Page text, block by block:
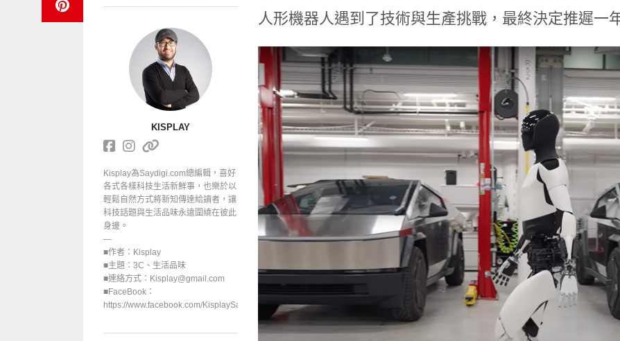
人形機器人遇到了技術與生產挑戰，最終決定推遲一
KISPLAY
Kisplay為Saydigi.com總編輯，喜好
各式各樣科技生活新鮮事，也樂於以
輕鬆自然方式將新知傳達給讀者，讓
科技話題與生活品味永遠圍繞在彼此
身邊。
—
■作者：Kisplay
■主題：3C、生活品味
■連絡方式：Kisplay@gmail.com
■FaceBook：
https://www.facebook.com/KisplaySayGoodbuy/